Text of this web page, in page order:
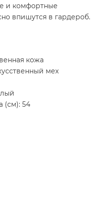
и комфортные
впишутся в гардероб.
кожа
мех
(см): 54